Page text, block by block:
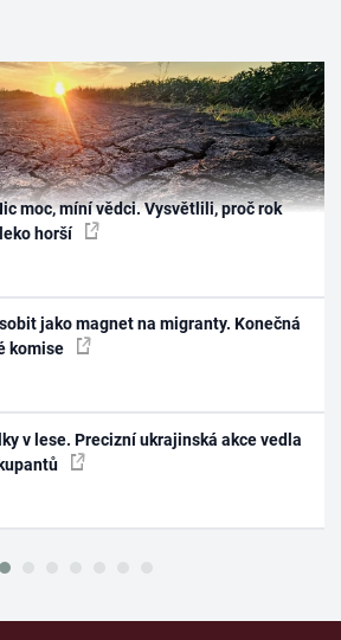
moc, míní vědci. Vysvětlili, proč rok
horší
jako magnet na migranty. Konečná
komise
v lese. Precizní ukrajinská akce vedla